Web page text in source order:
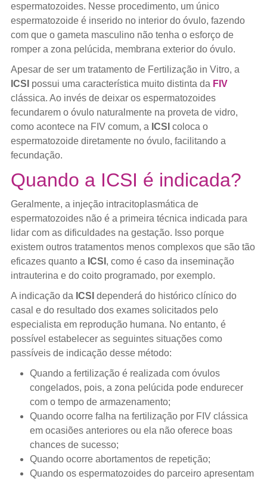
espermatozoides. Nesse procedimento, um único
espermatozoide é inserido no interior do óvulo, fazendo
com que o gameta masculino não tenha o esforço de
romper a zona pelúcida, membrana exterior do óvulo.
Apesar de ser um tratamento de Fertilização in Vitro, a
ICSI possui uma característica muito distinta da FIV
clássica. Ao invés de deixar os espermatozoides
fecundarem o óvulo naturalmente na proveta de vidro,
como acontece na FIV comum, a ICSI coloca o
espermatozoide diretamente no óvulo, facilitando a
fecundação.
Quando a ICSI é indicada?
Geralmente, a injeção intracitoplasmática de
espermatozoides não é a primeira técnica indicada para
lidar com as dificuldades na gestação. Isso porque
existem outros tratamentos menos complexos que são tão
eficazes quanto a ICSI , como é caso da inseminação
intrauterina e do coito programado, por exemplo.
A indicação da ICSI dependerá do histórico clínico do
casal e do resultado dos exames solicitados pelo
especialista em reprodução humana. No entanto, é
possível estabelecer as seguintes situações como
passíveis de indicação desse método:
Quando a fertilização é realizada com óvulos
congelados, pois, a zona pelúcida pode endurecer
com o tempo de armazenamento;
Quando ocorre falha na fertilização por FIV clássica
em ocasiões anteriores ou ela não oferece boas
chances de sucesso;
Quando ocorre abortamentos de repetição;
Quando os espermatozoides do parceiro apresentam